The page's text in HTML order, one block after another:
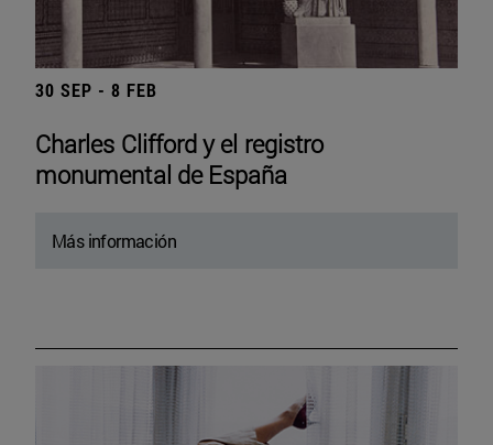
30 SEP - 8 FEB
Charles Clifford y el registro
monumental de España
Más información